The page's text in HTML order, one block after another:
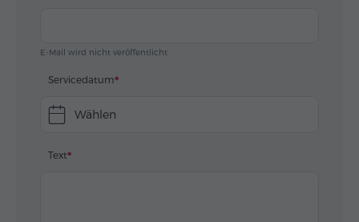
E-Mail wird nicht veröffentlicht
Servicedatum
Wählen
Text